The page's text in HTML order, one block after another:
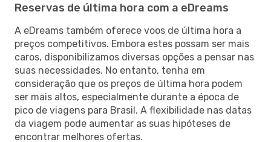
Reservas de última hora com a eDreams
A eDreams também oferece voos de última hora a
preços competitivos. Embora estes possam ser mais
caros, disponibilizamos diversas opções a pensar nas
suas necessidades. No entanto, tenha em
consideração que os preços de última hora podem
ser mais altos, especialmente durante a época de
pico de viagens para Brasil. A flexibilidade nas datas
da viagem pode aumentar as suas hipóteses de
encontrar melhores ofertas.